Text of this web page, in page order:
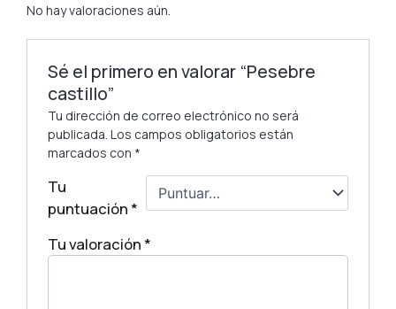
No hay valoraciones aún.
Sé el primero en valorar “Pesebre
castillo”
Tu dirección de correo electrónico no será
publicada. Los campos obligatorios están
marcados con *
Tu
puntuación*
Tu valoración*